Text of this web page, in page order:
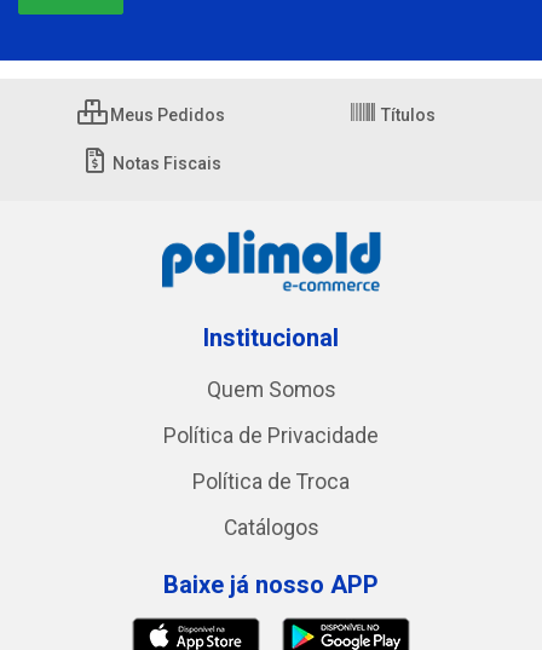
Meus Pedidos Títulos
Notas Fiscais
Institucional
Quem Somos
Política de Privacidade
Política de Troca
Catálogos
Baixe já nosso APP